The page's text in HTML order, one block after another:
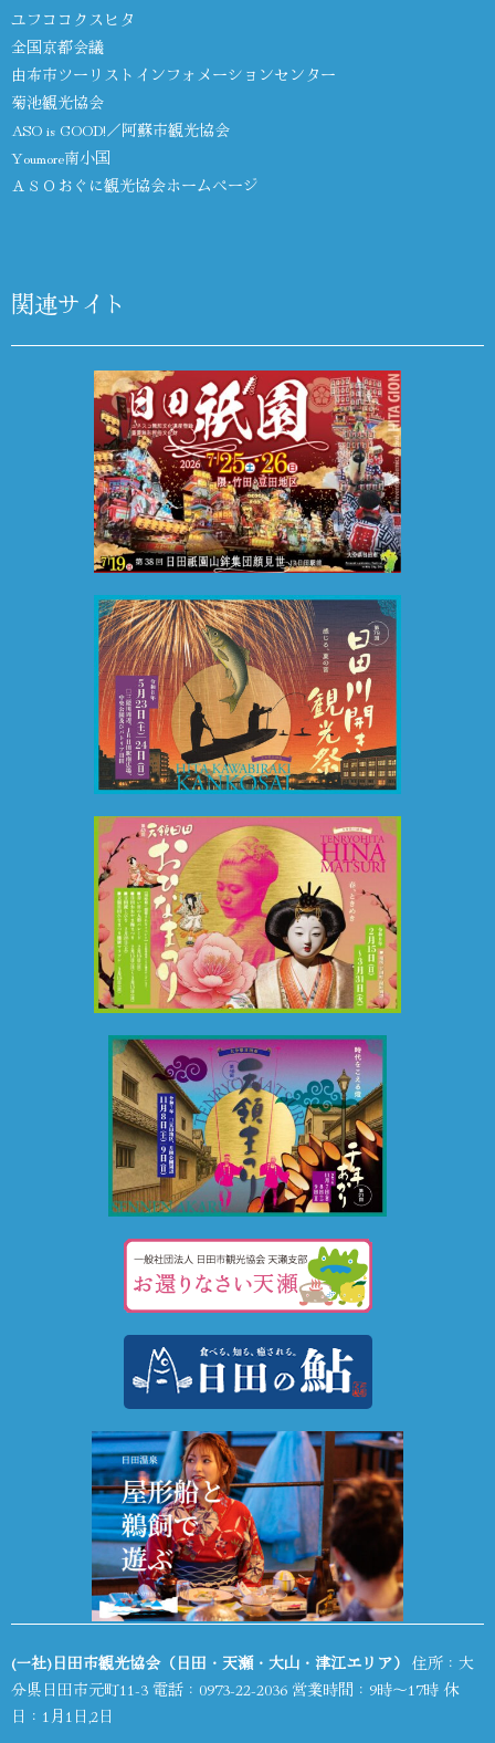
ユフココクスヒタ
全国京都会議
由布市ツーリストインフォメーションセンター
菊池観光協会
ASO is GOOD!／阿蘇市観光協会
Youmore南小国
ＡＳＯおぐに観光協会ホームページ
関連サイト
(一社)日田市観光協会（日田・天瀬・大山・津江エリア） 住所：大
分県日田市元町11-3 電話： 0973-22-2036 営業時間：9時～17時 休
日：1月1日,2日